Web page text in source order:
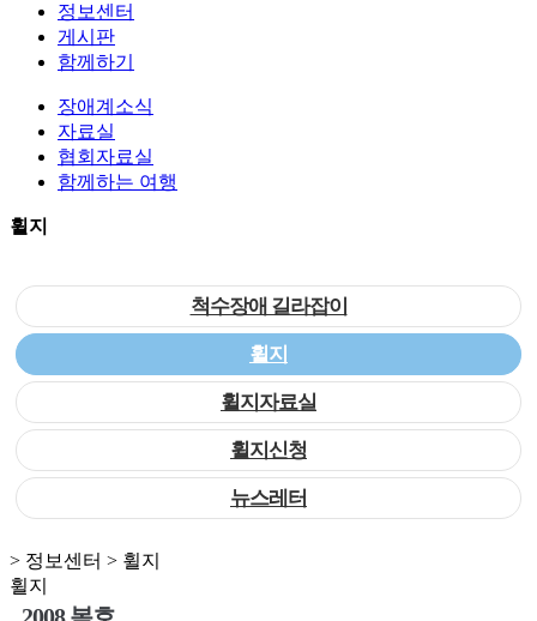
정보센터
게시판
함께하기
장애계소식
자료실
협회자료실
함께하는 여행
휠지
척수장애 길라잡이
휠지
휠지자료실
휠지신청
뉴스레터
> 정보센터 > 휠지
휠지